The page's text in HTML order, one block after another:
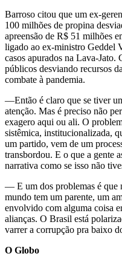
Barroso citou que um ex-
100 milhões de propina
apreensão de R$ 51 milhões
ligado ao ex-ministro Geddel
casos apurados na Lava-Jato.
públicos desviando recursos
combate à pandemia.
—Então é claro que se tiver
atenção. Mas é preciso não
exagero aqui ou ali. O
sistêmica, institucionalizada,
um partido, vem de um
transbordou. E o que a gente
narrativa como se isso não
— E um dos problemas é que
mundo tem um parente, um
envolvido com alguma coisa
alianças. O Brasil está
varrer a corrupção pra baixo
O Globo